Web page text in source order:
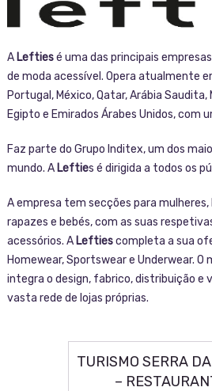
A Leftiesé uma das principais
de moda acessível. Opera atualmente
Portugal, México, Qatar, Arábia Saudita,
Egipto e Emirados Árabes Unidos, com
Faz parte do Grupo Inditex, um dos
mundo. A Lefties é dirigida a todos os
A empresa tem secções para mulheres,
rapazes e bebés, com as suas
acessórios. A Leftiescompleta a sua
Homewear, Sportswear e Underwear. O
integra o design, fabrico, distribuição e
vasta rede de lojas próprias.
TURISMO SERRA
–